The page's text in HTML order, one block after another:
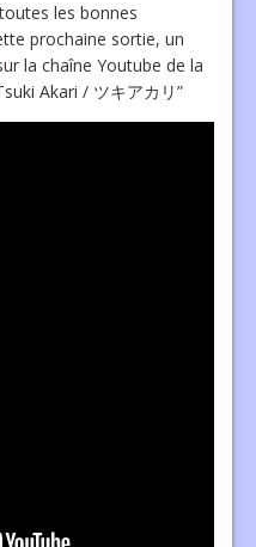
les bonnes
prochaine sortie, un
la chaîne Youtube de la
Akari / ツキアカリ”